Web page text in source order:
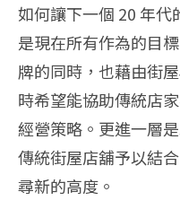
如何讓下一個 20 年
是現在所有作為的目
牌的同時，也藉由街
時希望能協助傳統店
經營策略。更進一層
傳統街屋店舖予以結
尋新的高度。